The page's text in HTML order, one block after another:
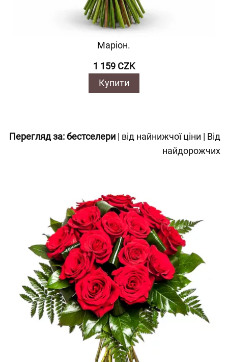
Маріон.
1 159 CZK
Купити
Перегляд за:бестселери | від найнижчої ціни | Від
найдорожчих